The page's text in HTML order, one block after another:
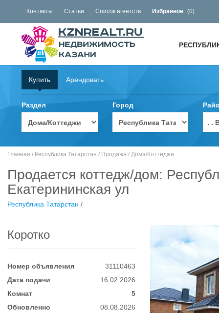
Контакты Статьи Список агентств Избранное (0)
Купить Арендовать
Раздел Город
. .
Главная / Республика Татарстан / Продажа / Дома/Коттеджи
Продается коттедж/дом:
Екатерининская ул
Республика Татарстан /
Коротко
Номер объявления
31110463
Дата подачи
16.02.2026
Комнат
5
Обновленно
08.08.2026